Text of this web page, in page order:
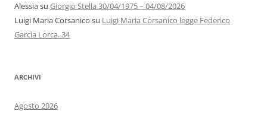
Alessiasu Giorgio Stella 30/04/1975 – 04/08/2026
Luigi Maria Corsanico su Luigi Maria Corsanico legge Federico
Garcìa Lorca. 34
ARCHIVI
Agosto 2026